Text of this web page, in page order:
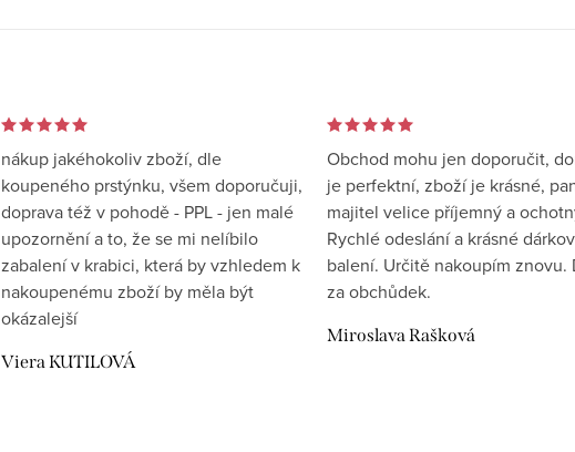
nákup jakéhokoliv zboží, dle
koupeného prstýnku, všem doporučuji,
doprava též v pohodě - PPL - jen malé
upozornění a to, že se mi nelíbilo
zabalení v krabici, která by vzhledem k
nakoupenému zboží by měla být
okázalejší
Viera KUTILOVÁ
Obchod mohu jen doporučit,
je perfektní, zboží je krásné,
majitel velice příjemný a
Rychlé odeslání a krásné
balení. Určitě nakoupím znovu.
za obchůdek.
Miroslava Rašková